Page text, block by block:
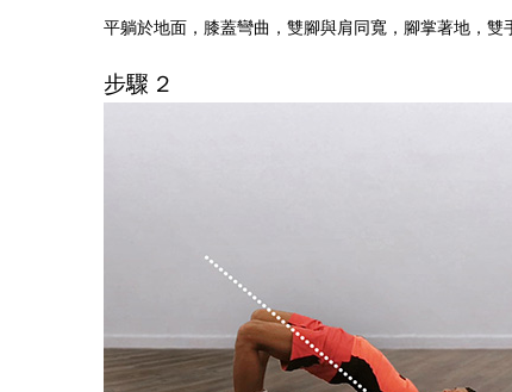
平躺於地面，膝蓋彎曲，雙腳與肩同寬，腳掌著地，雙
步驟 2